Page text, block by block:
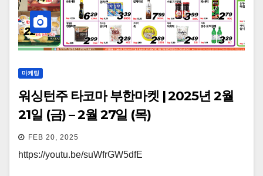
마케팅
워싱턴주 타코마 부한마켓 | 2025년 2월
21일 (금) – 2월 27일 (목)
FEB 20, 2025
https://youtu.be/suWfrGW5dfE